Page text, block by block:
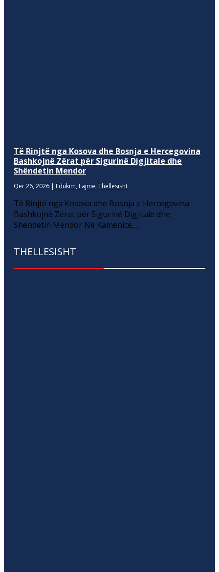
Të Rinjtë nga Kosova dhe Bosnja e Hercegovina
Bashkojnë Zërat për Sigurinë Digjitale dhe
Shëndetin Mendor
Qer 26, 2026 | Edukim, Lajme, Thellesisht
Të Rinjtë nga Kosova dhe Bosnja e Hercegovina
Bashkojnë Zërat për Sigurinë Digjitale dhe
Shëndetin Mendor Në Kamenicë,...
THELLESISHT